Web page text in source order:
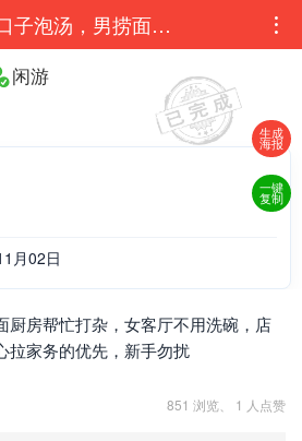
生成
海报
一键
复制
招聘两口子泡汤，男捞面厨房帮忙打杂，女客厅不用洗碗，店在上海，老板撒拉，实心拉家...
闲游
月02日
厨房帮忙打杂，女客厅不用洗碗，店
拉家务的优先，新手勿扰
851 浏览、 1 人点赞